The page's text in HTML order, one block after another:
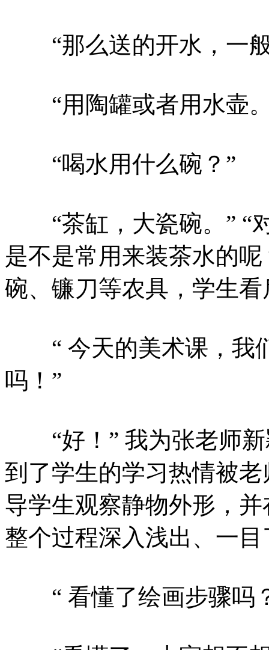
“那么送的开水，一般
“用陶罐或者用水壶
“喝水用什么碗？”
“茶缸，大瓷碗。” “
是不是常用来装茶水的
碗、镰刀等农具，学生
“ 今天的美术课，我
吗！”
“好！” 我为张老师新
到了学生的学习热情被
导学生观察静物外形，
整个过程深入浅出、一目
“ 看懂了绘画步骤吗